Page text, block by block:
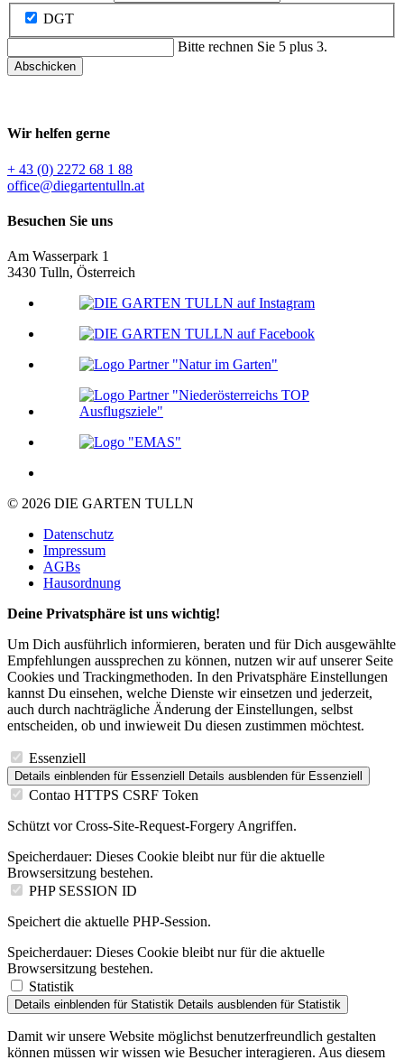
DGT
Bitte rechnen Sie 5 plus 3.
Abschicken
Wir helfen gerne
+ 43 (0) 2272 68 1 88
office@diegartentulln.at
Besuchen Sie uns
Am Wasserpark 1
3430 Tulln, Österreich
© 2026 DIE GARTEN TULLN
Datenschutz
Impressum
AGBs
Hausordnung
Deine Privatsphäre ist uns wichtig!
Um Dich ausführlich informieren, beraten und für Dich ausgewählte
Empfehlungen aussprechen zu können, nutzen wir auf unserer Seite
Cookies und Trackingmethoden. In den Privatsphäre Einstellungen
kannst Du einsehen, welche Dienste wir einsetzen und jederzeit,
auch durch nachträgliche Änderung der Einstellungen, selbst
entscheiden, ob und inwieweit Du diesen zustimmen möchtest.
Essenziell
Details einblenden für Essenziell Details ausblenden für Essenziell
Contao HTTPS CSRF Token
Schützt vor Cross-Site-Request-Forgery Angriffen.
Speicherdauer: Dieses Cookie bleibt nur für die aktuelle
Browsersitzung bestehen.
PHP SESSION ID
Speichert die aktuelle PHP-Session.
Speicherdauer: Dieses Cookie bleibt nur für die aktuelle
Browsersitzung bestehen.
Statistik
Details einblenden für Statistik Details ausblenden für Statistik
Damit wir unsere Website möglichst benutzerfreundlich gestalten
können müssen wir wissen wie Besucher interagieren. Aus diesem